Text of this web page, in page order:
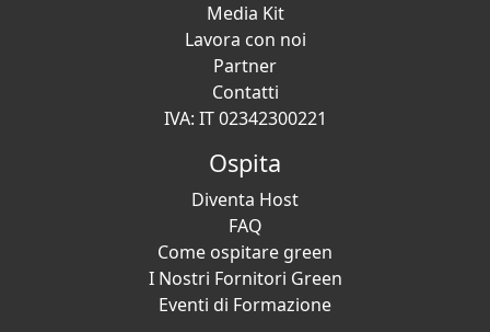
Media Kit
Lavora con noi
Partner
Contatti
IVA: IT 02342300221
Ospita
Diventa Host
FAQ
Come ospitare green
I Nostri Fornitori Green
Eventi di Formazione